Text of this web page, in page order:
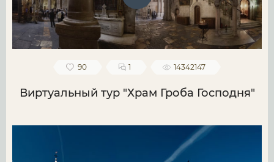
90 1 14342147
Виртуальный тур "Храм Гроба Господня"